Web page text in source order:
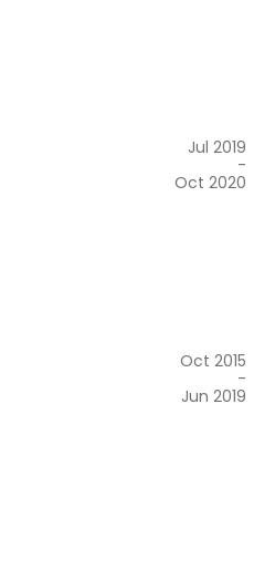
Jul 2019
-
Oct 2020
Oct 2015
-
Jun 2019